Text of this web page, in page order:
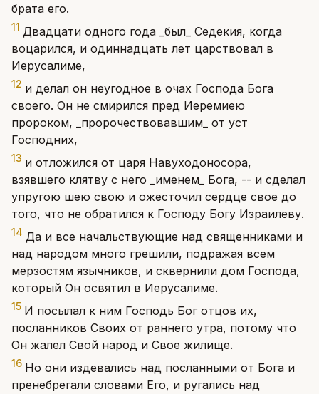
брата его.
11 Двадцати одного года _был_ Седекия, когда
воцарился, и одиннадцать лет царствовал в
Иерусалиме,
12 и делал он неугодное в очах Господа Бога
своего. Он не смирился пред Иеремиею
пророком, _пророчествовавшим_ от уст
Господних,
13 и отложился от царя Навуходоносора,
взявшего клятву с него _именем_ Бога, -- и сделал
упругою шею свою и ожесточил сердце свое до
того, что не обратился к Господу Богу Израилеву.
14 Да и все начальствующие над священниками и
над народом много грешили, подражая всем
мерзостям язычников, и сквернили дом Господа,
который Он освятил в Иерусалиме.
15 И посылал к ним Господь Бог отцов их,
посланников Своих от раннего утра, потому что
Он жалел Свой народ и Свое жилище.
16 Но они издевались над посланными от Бога и
пренебрегали словами Его, и ругались над